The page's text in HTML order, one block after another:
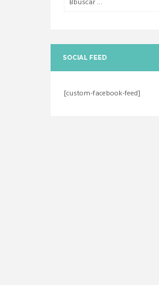
SOCIAL FEED
[custom-facebook-feed]